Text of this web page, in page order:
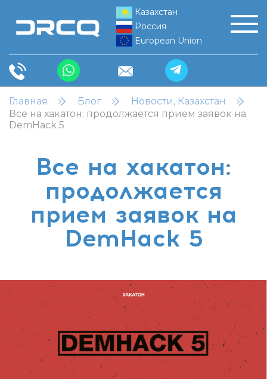
Казахстан
Россия
European Union
Главная Блог
Новости, Казахстан
Все на хакатон: продолжается прием заявок на
DemHack 5
Все на хакатон:
продолжается
прием заявок на
DemHack 5